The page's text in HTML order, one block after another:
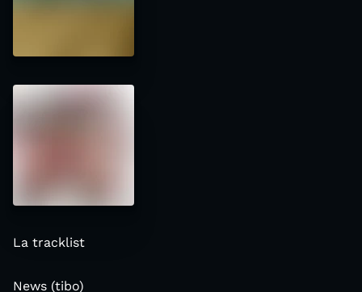
La tracklist
News (tibo)